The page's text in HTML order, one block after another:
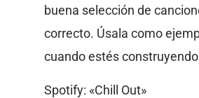
buena selección de
correcto. Úsala como
cuando estés
Spotify: «Chill Out»